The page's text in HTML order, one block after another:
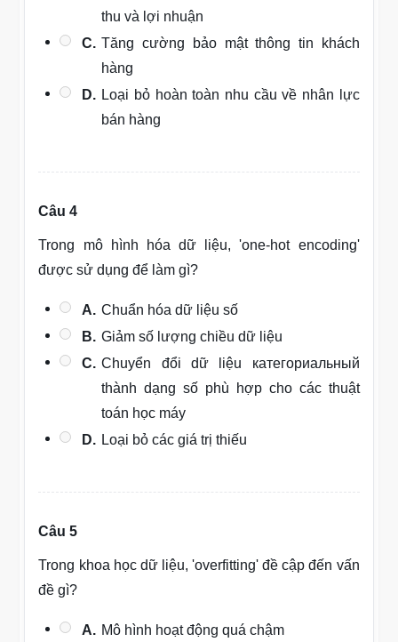
thu và lợi nhuận
C. Tăng cường bảo mật thông tin khách
hàng
D. Loại bỏ hoàn toàn nhu cầu về nhân lực
bán hàng
Câu 4
Trong mô hình hóa dữ liệu, 'one-hot encoding'
được sử dụng để làm gì?
A. Chuẩn hóa dữ liệu số
B. Giảm số lượng chiều dữ liệu
C. Chuyển đổi dữ liệu категориальный
thành dạng số phù hợp cho các thuật
toán học máy
D. Loại bỏ các giá trị thiếu
Câu 5
Trong khoa học dữ liệu, 'overfitting' đề cập đến vấn
đề gì?
A. Mô hình hoạt động quá chậm